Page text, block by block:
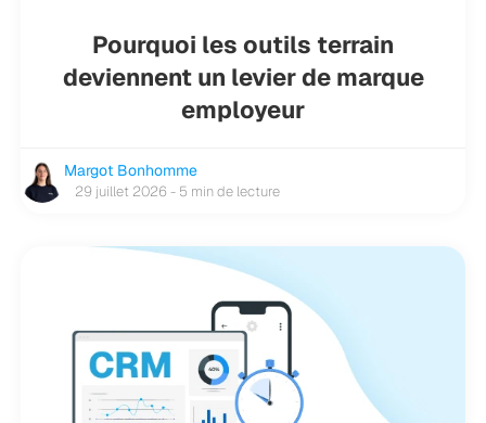
Pourquoi les outils terrain
deviennent un levier de marque
employeur
Margot Bonhomme
29 juillet 2026 - 5 min de lecture